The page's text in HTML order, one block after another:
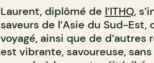
Laurent, diplômé de l’ITHQ,
saveurs de l’Asie du Sud-
voyagé, ainsi que de
est vibrante, savoureuse,